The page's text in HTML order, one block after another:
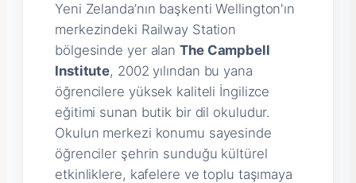
Yeni Zelanda’nın başkenti Wellington'ın
merkezindeki Railway Station
bölgesinde yer alan The Campbell
Institute, 2002 yılından bu yana
öğrencilere yüksek kaliteli İngilizce
eğitimi sunan butik bir dil okuludur.
Okulun merkezi konumu sayesinde
öğrenciler şehrin sunduğu kültürel
etkinliklere, kafelere ve toplu taşımaya